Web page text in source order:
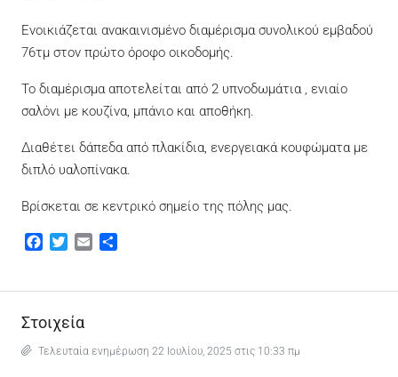
Ενοικιάζεται ανακαινισμένο διαμέρισμα συνολικού εμβαδού
76τμ στον πρώτο όροφο οικοδομής.
Το διαμέρισμα αποτελείται από 2 υπνοδωμάτια , ενιαίο
σαλόνι με κουζίνα, μπάνιο και αποθήκη.
Διαθέτει δάπεδα από πλακίδια, ενεργειακά κουφώματα με
διπλό υαλοπίνακα.
Βρίσκεται σε κεντρικό σημείο της πόλης μας.
Facebook
TwitterEmail
Στοιχεία
Τελευταία ενημέρωση 22 Ιουλίου, 2025 στις 10:33 πμ